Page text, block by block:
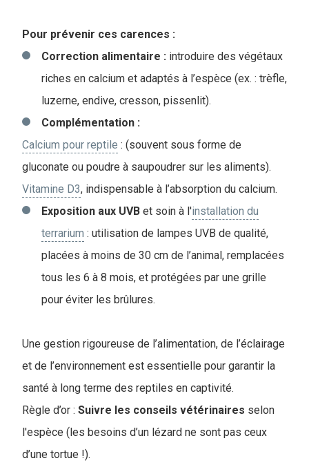
Pour prévenir ces carences :
Correction alimentaire : introduire des végétaux
riches en calcium et adaptés à l’espèce (ex. : trèfle,
luzerne, endive, cresson, pissenlit).
Complémentation :
Calcium pour reptile : (souvent sous forme de
gluconate ou poudre à saupoudrer sur les aliments).
Vitamine D3, indispensable à l’absorption du calcium.
Exposition aux UVB et soin à l'installation du
terrarium : utilisation de lampes UVB de qualité,
placées à moins de 30 cm de l’animal, remplacées
tous les 6 à 8 mois, et protégées par une grille
pour éviter les brûlures.
Une gestion rigoureuse de l’alimentation, de l’éclairage
et de l’environnement est essentielle pour garantir la
santé à long terme des reptiles en captivité.
Règle d’or : Suivre les conseils vétérinaires selon
l'espèce (les besoins d’un lézard ne sont pas ceux
d’une tortue !).